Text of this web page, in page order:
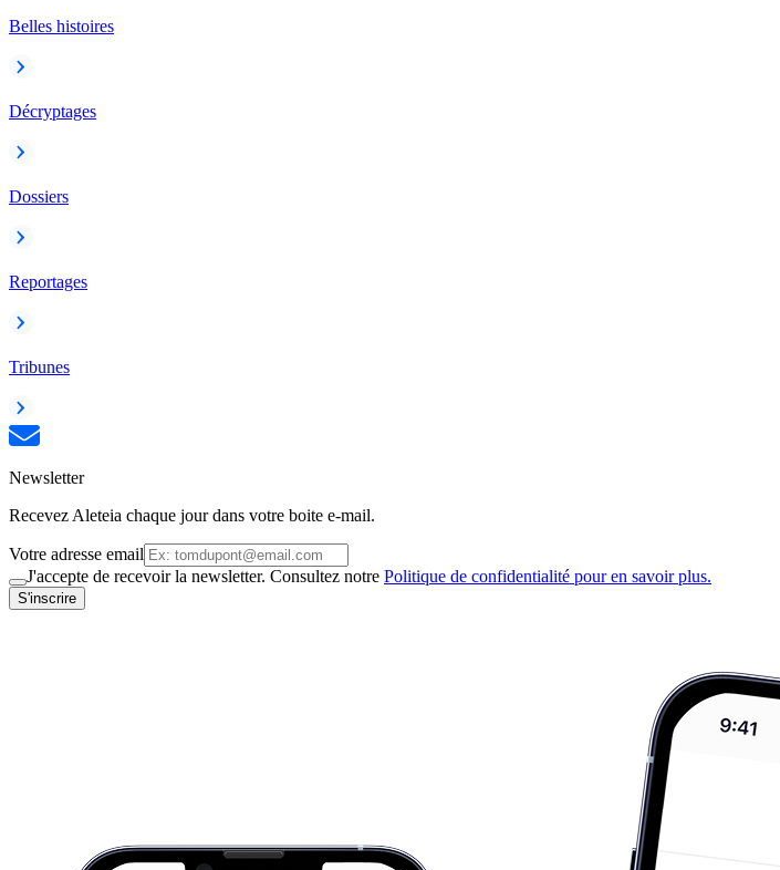
Belles histoires
Décryptages
Dossiers
Reportages
Tribunes
Newsletter
Recevez Aleteia chaque jour dans votre boite e-mail.
Votre adresse email
J'accepte de recevoir la newsletter. Consultez notre Politique de confidentialité pour en savoir plus.
S'inscrire